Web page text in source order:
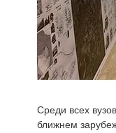
Среди всех
ближнем